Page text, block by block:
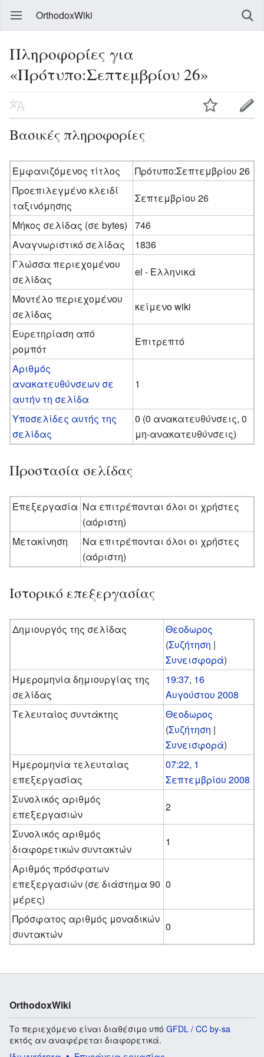
OrthodoxWiki
Πληροφορίες για
«Πρότυπο:Σεπτεμβρίου 26»
Βασικές πληροφορίες
Εμφανιζόμενος τίτλος
Πρότυπο:Σεπτεμβρίου 26
Προεπιλεγμένο κλειδί
ταξινόμησης
Σεπτεμβρίου 26
Μήκος σελίδας (σε bytes)
746
Αναγνωριστικό σελίδας
1836
Γλώσσα περιεχομένου
σελίδας
el - Ελληνικά
Μοντέλο περιεχομένου
σελίδας
κείμενο wiki
Ευρετηρίαση από
ρομπότ
Επιτρεπτό
Αριθμός
ανακατευθύνσεων σε
αυτήν τη σελίδα
1
Υποσελίδες αυτής της
σελίδας
0 (0 ανακατευθύνσεις, 0
μη-ανακατευθύνσεις)
Προστασία σελίδας
Επεξεργασία Να επιτρέπονται όλοι οι χρήστες
(αόριστη)
Μετακίνηση
Να επιτρέπονται όλοι οι χρήστες
(αόριστη)
Ιστορικό επεξεργασίας
Δημιουργός της σελίδας
Θεοδωρος
(Συζήτηση |
Συνεισφορά)
Ημερομηνία δημιουργίας της
σελίδας
19:37, 16
Αυγούστου 2008
Τελευταίος συντάκτης
Θεοδωρος
(Συζήτηση |
Συνεισφορά)
Ημερομηνία τελευταίας
επεξεργασίας
07:22, 1
Σεπτεμβρίου 2008
Συνολικός αριθμός
επεξεργασιών
2
Συνολικός αριθμός
διαφορετικών συντακτών
1
Αριθμός πρόσφατων
επεξεργασιών (σε διάστημα 90
μέρες)
0
Πρόσφατος αριθμός μοναδικών
συντακτών
0
OrthodoxWiki
Το περιεχόμενο είναι διαθέσιμο υπό GFDL / CC by-sa
εκτός αν αναφέρεται διαφορετικά.